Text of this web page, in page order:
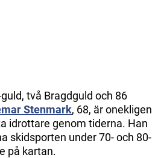
två Bragdguld och 86
Stenmark, 68, är onekligen
idrottare genom tiderna. Han
skidsporten under 70- och 80-
på kartan.